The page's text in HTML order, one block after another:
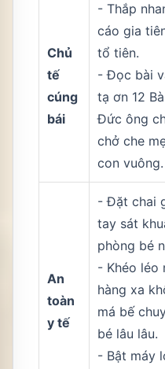
Chủ
tế
cúng
bái
- Thắp
cáo gia
tổ tiên.
- Đọc bài
tạ ơn 12
Đức ông
chở che
con vuông.
An
toàn
y tế
- Đặt chai
tay sát
phòng bé
- Khéo léo
hàng xa
má bế
bé lâu lâu.
- Bật máy